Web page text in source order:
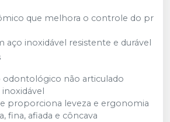
que melhora o controle do pr
aço inoxidável resistente e durável
odontológico não articulado
inoxidável
proporciona leveza e ergonomia
fina, afiada e côncava